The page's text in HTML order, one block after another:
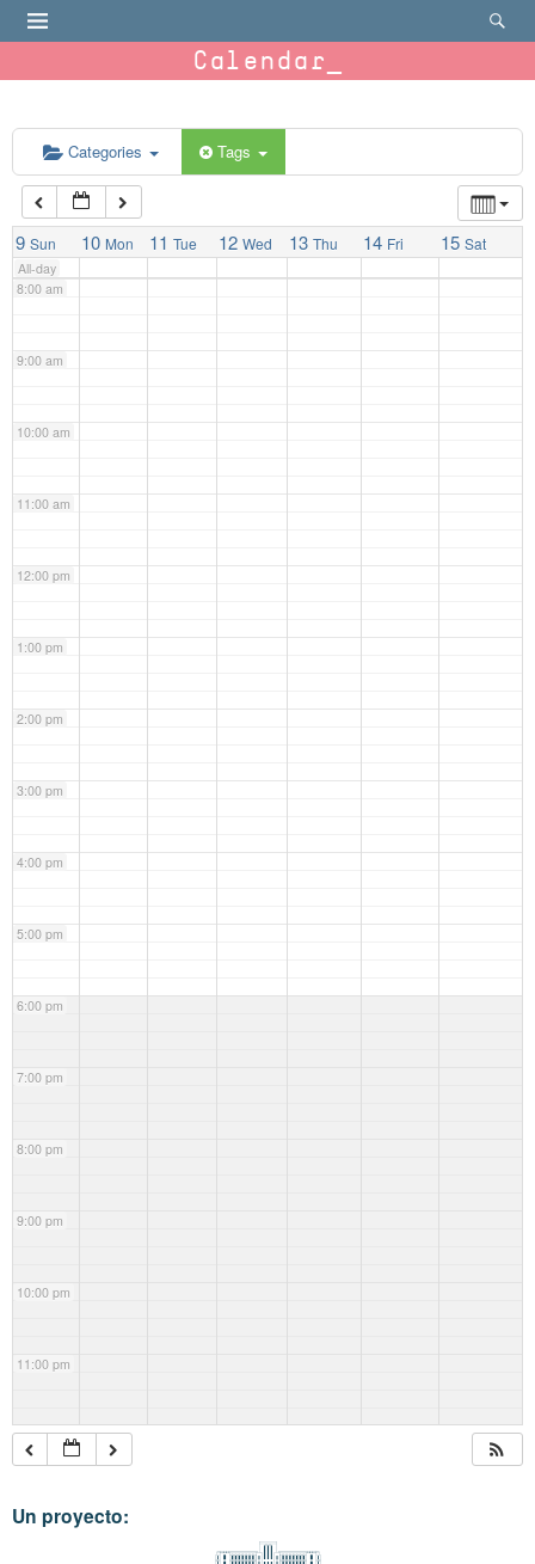
Calendar
Categories Tags
9 Sun 10 Mon 11 Tue 12 Wed 13 Thu 14 Fri 15 Sat
All-day
6:00 am
7:00 am
8:00 am
9:00 am
10:00 am
11:00 am
12:00 pm
1:00 pm
2:00 pm
3:00 pm
4:00 pm
5:00 pm
6:00 pm
7:00 pm
8:00 pm
9:00 pm
10:00 pm
11:00 pm
Un proyecto: